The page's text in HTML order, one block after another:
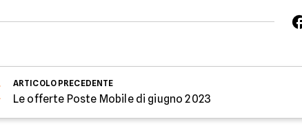
ARTICOLO PRECEDENTE
Le offerte Poste Mobile di giugno 2023